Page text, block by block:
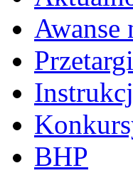
Awanse
Przetargi
BHP